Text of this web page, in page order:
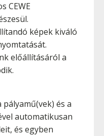
CEWE
képek kiváló
előállításáról a
és a
automatikusan
és egyben